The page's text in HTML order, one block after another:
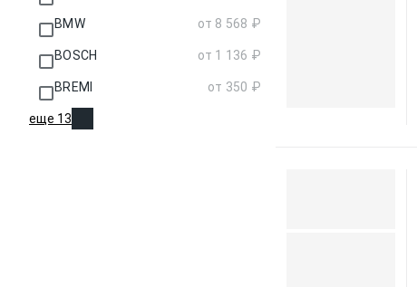
BMW от 8 568 ₽
BOSCH от 1 136 ₽
BREMI от 350 ₽
еще 13